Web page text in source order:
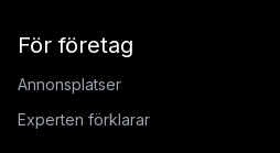
För företag
Annonsplatser
Experten förklarar